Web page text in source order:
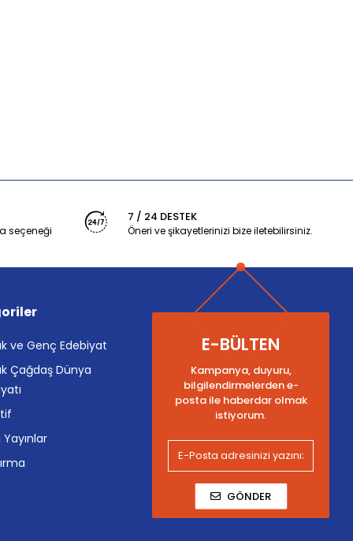
seçeneği
7 / 24 DESTEK
Öneri ve şikayetlerinizi bize iletebilirsiniz.
ve Genç Edebiyat
Çağdaş Dünya
Yayınlar
E-BÜLTEN
Kampanya, duyuru,
bilgilendirmelerden e-
posta ile haberdar olmak
istiyorum.
GÖNDER